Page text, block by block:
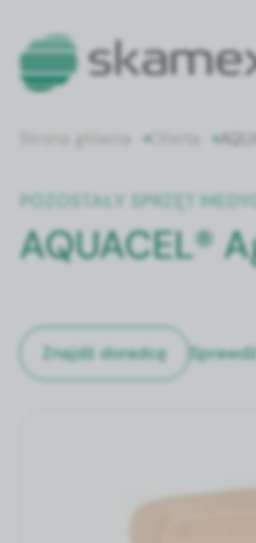
Oferta
POZOSTAŁY SPRZĘT
AQUACEL®
Znajdź doradcę